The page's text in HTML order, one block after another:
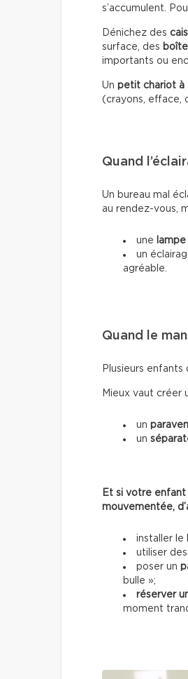
s’accumulent.
Dénichez des
surface, des
importants ou
Un petit chariot à
(crayons, efface,
Quand
Un bureau mal
au rendez-vous,
une
un
agréable.
Quand le
Plusieurs
Mieux vaut créer
un
un
Et si votre enfant
mouvementée,
installer le
utiliser des
poser un
bulle »;
réserver
moment